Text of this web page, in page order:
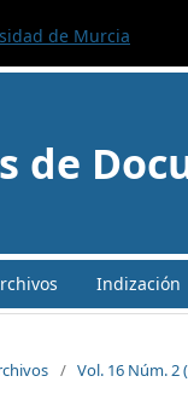
de
Indización
/ Vol. 16 Núm. 2